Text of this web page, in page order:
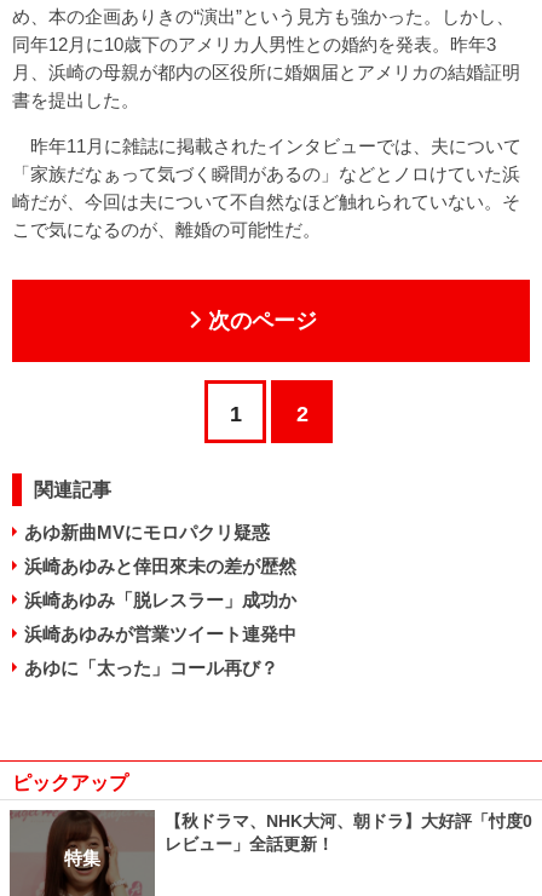
め、本の企画ありきの“演出”という見方も強かった。しかし、
同年12月に10歳下のアメリカ人男性との婚約を発表。昨年3
月、浜崎の母親が都内の区役所に婚姻届とアメリカの結婚証明
書を提出した。
昨年11月に雑誌に掲載されたインタビューでは、夫について
「家族だなぁって気づく瞬間があるの」などとノロけていた浜
崎だが、今回は夫について不自然なほど触れられていない。そ
こで気になるのが、離婚の可能性だ。
次のページ
1 2
関連記事
あゆ新曲MVにモロパクリ疑惑
浜崎あゆみと倖田來未の差が歴然
浜崎あゆみ「脱レスラー」成功か
浜崎あゆみが営業ツイート連発中
あゆに「太った」コール再び？
ピックアップ
特集
【秋ドラマ、NHK大河、朝ドラ】大好評「忖度0
レビュー」全話更新！